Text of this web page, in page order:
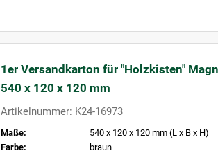
1er Versandkarton für "Holzkisten"
540 x 120 x 120 mm
Artikelnummer: K24-16973
Maße:
540 x 120 x 120 mm (L x B x H)
Farbe:
braun